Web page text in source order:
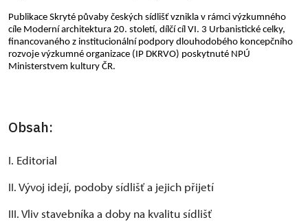
Publikace Skryté půvaby českých sídlišť vznikla v rámci výzkumného
cíle Moderní architektura 20. století, dílčí cíl VI. 3 Urbanistické celky,
financovaného z institucionální podpory dlouhodobého koncepčního
rozvoje výzkumné organizace (IP DKRVO) poskytnuté NPÚ
Ministerstvem kultury ČR.
Obsah:
I. Editorial
II. Vývoj idejí, podoby sídlišť a jejich přijetí
III. Vliv stavebníka a doby na kvalitu sídlišť